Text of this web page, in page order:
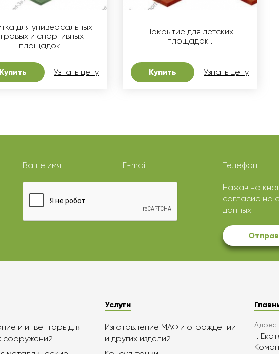
для универсальных
и спортивных
площадок
Купить Узнать цену
Покрытие для детских
площадок .
Купить Узнать цену
Ваше имя E-mail Телефон
Нажав на
согласие на
данных
и инвентарь для
сооружений
Услуги
Изготовление МАФ и ограждений
и других изделий
Адрес
г.